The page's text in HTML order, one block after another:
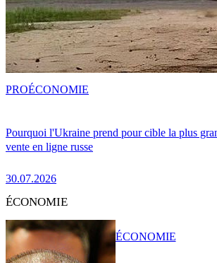
Pourquoi l'Ukraine prend pour cible la plus
vente en ligne russe
30.07.2026
PROÉCONOMIE
ÉCONOMIE
ÉCONOMIE